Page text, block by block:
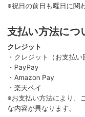
※祝日の前日も曜日に関
支払い方法につ
クレジット
・クレジット（お支払
・PayPay
・Amazon Pay
・楽天ペイ
※お支払い方法により、
な内容が異なります。